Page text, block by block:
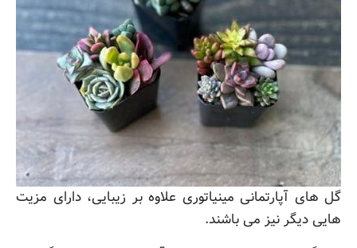
گل های آپارتمانی مینیاتوری علاوه بر زیبایی، دارای مزیت
هایی دیگر نیز می باشند.